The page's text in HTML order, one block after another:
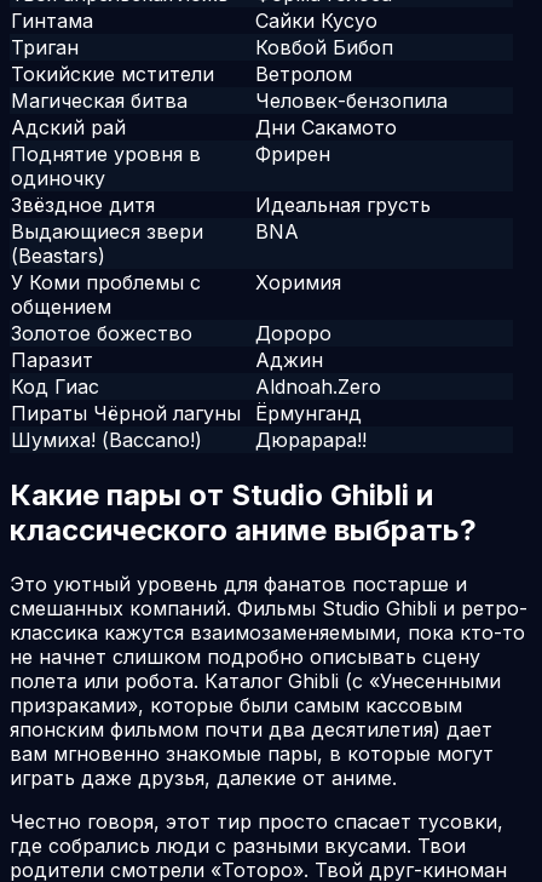
Гинтама
Сайки Кусуо
Триган
Ковбой Бибоп
Токийские мстители
Ветролом
Магическая битва
Человек-бензопила
Адский рай
Дни Сакамото
Поднятие уровня в
одиночку
Фрирен
Звёздное дитя
Идеальная грусть
Выдающиеся звери
(Beastars)
BNA
У Коми проблемы с
общением
Хоримия
Золотое божество
Дороро
Паразит
Аджин
Код Гиас
Aldnoah.Zero
Пираты Чёрной лагуны
Ёрмунганд
Шумиха! (Baccano!)
Дюрарара!!
Какие пары от Studio Ghibli и
классического аниме выбрать?
Это уютный уровень для фанатов постарше и
смешанных компаний. Фильмы Studio Ghibli и ретро-
классика кажутся взаимозаменяемыми, пока кто-то
не начнет слишком подробно описывать сцену
полета или робота. Каталог Ghibli (с «Унесенными
призраками», которые были самым кассовым
японским фильмом почти два десятилетия) дает
вам мгновенно знакомые пары, в которые могут
играть даже друзья, далекие от аниме.
Честно говоря, этот тир просто спасает тусовки,
где собрались люди с разными вкусами. Твои
родители смотрели «Тоторо». Твой друг-киноман